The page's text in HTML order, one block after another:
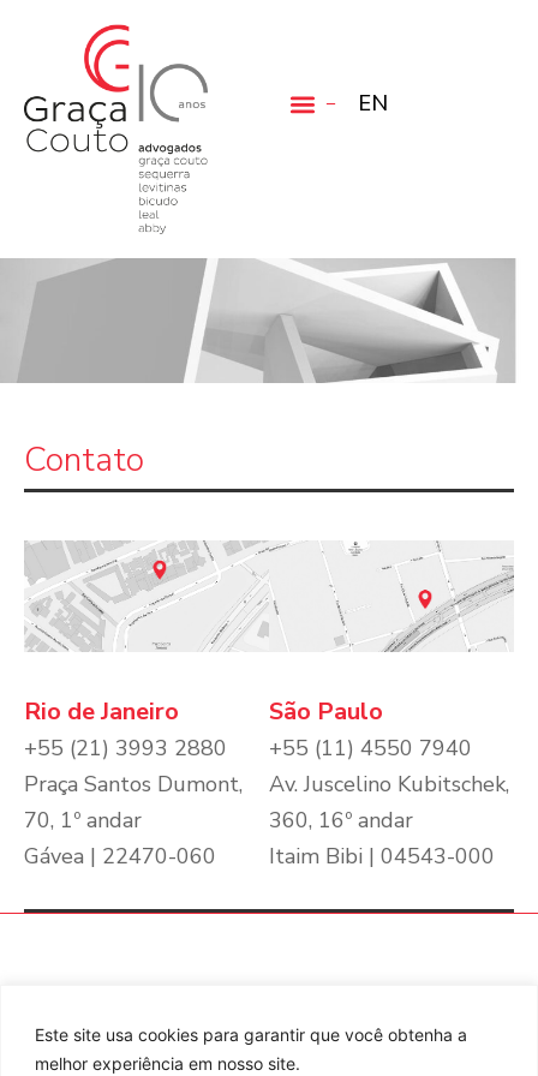
Este site usa cookies para garantir que você obtenha a
melhor experiência em nosso site.
EN
Contato
Rio de Janeiro
+55 (21) 3993 2880
Praça Santos Dumont,
70, 1º andar
Gávea | 22470-060
São Paulo
+55 (11) 4550 7940
Av. Juscelino Kubitschek,
360, 16º andar
Itaim Bibi | 04543-000
Praça Santos Dumont, 70, 1º
andar
Av. Juscelino Kubitschek, 360,
16º andar